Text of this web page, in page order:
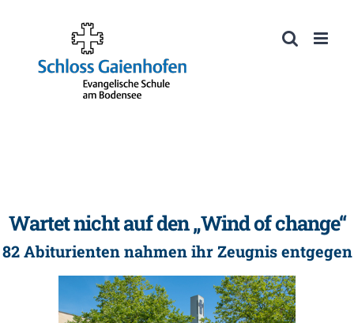
Werkzeugleiste öffnen
springen
Wartet nicht auf den „Wind of change“
82 Abiturienten nahmen ihr Zeugnis entgegen